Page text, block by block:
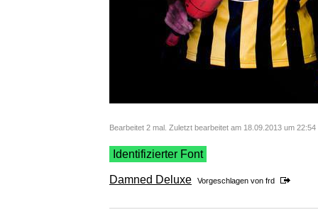
Bearbeitet 2 mal. Zuletzt bearbeitet am 18.09.2013 um
Identifizierter Font
Damned Deluxe Vorgeschlagen von frd